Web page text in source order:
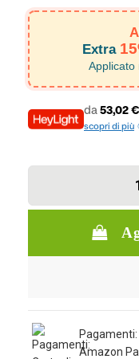
Extra
Applicato
da 53,02 €
scopri di più
Amazon